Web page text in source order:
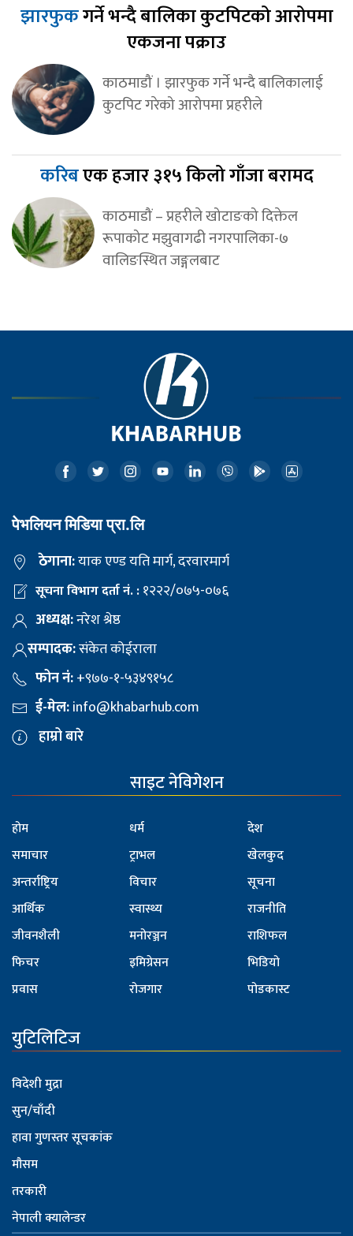
झारफुकगर्ने भन्दै बालिका कुटपिटको आरोपमा
एकजना पक्राउ
काठमाडौं । झारफुक गर्ने भन्दै बालिकालाई
कुटपिट गरेको आरोपमा प्रहरीले
करिबएक हजार ३१५ किलो गाँजा बरामद
काठमाडौं – प्रहरीले खोटाङको दिक्तेल
रूपाकोट मझुवागढी नगरपालिका-७
वालिङस्थित जङ्गलबाट
पेभलियन मिडिया प्रा.लि
ठेगाना:याक एण्ड यति मार्ग, दरवारमार्ग
सूचना विभाग दर्ता नं. :१२२२/०७५-०७६
अध्यक्ष:नरेश श्रेष्ठ
सम्पादक:संकेत कोईराला
फोन नं:+९७७-१-५३४९१५८
ई-मेल:info@khabarhub.com
हाम्रो बारे
साइट नेविगेशन
होम
समाचार
अन्तर्राष्ट्रिय
आर्थिक
जीवनशैली
फिचर
प्रवास
धर्म
ट्राभल
विचार
स्वास्थ्य
मनोरञ्जन
इमिग्रेसन
रोजगार
देश
खेलकुद
सूचना
राजनीति
राशिफल
भिडियो
पोडकास्ट
युटिलिटिज
विदेशी मुद्रा
सुन/चाँदी
हावा गुणस्तर सूचकांक
मौसम
तरकारी
नेपाली क्यालेन्डर